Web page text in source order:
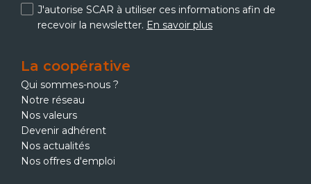
J'autorise SCAR à utiliser ces informations afin de
recevoir la newsletter. En savoir plus
La coopérative
Qui sommes-nous ?
Notre réseau
Nos valeurs
Devenir adhérent
Nos actualités
Nos offres d'emploi